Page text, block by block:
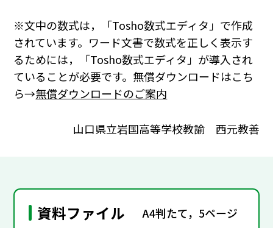
※文中の数式は，「Tosho数式エディタ」で作成
されています。ワード文書で数式を正しく表示す
るためには，「Tosho数式エディタ」が導入され
ていることが必要です。無償ダウンロードはこち
ら→無償ダウンロードのご案内
山口県立岩国高等学校教諭 西元教善
資料ファイル A4判たて，5ページ